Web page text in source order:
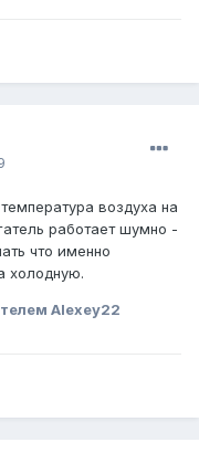
воздуха на
работает шумно -
что именно
холодную.
Alexey22